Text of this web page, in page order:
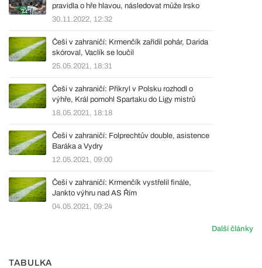
pravidla o hře hlavou, následovat může Irsko
30.11.2022, 12:32
Češi v zahraničí: Krmenčík zařídil pohár, Darida
skóroval, Vaclík se loučil
25.05.2021, 18:31
Češi v zahraničí: Přikryl v Polsku rozhodl o
výhře, Král pomohl Spartaku do Ligy mistrů
18.05.2021, 18:18
Češi v zahraničí: Folprechtův double, asistence
Baráka a Vydry
12.05.2021, 09:00
Češi v zahraničí: Krmenčík vystřelil finále,
Jankto výhru nad AS Řím
04.05.2021, 09:24
Další články
TABULKA